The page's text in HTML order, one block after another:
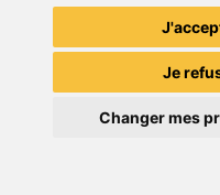
Je
Changer mes
TheGamingR83
Télécharge notre app